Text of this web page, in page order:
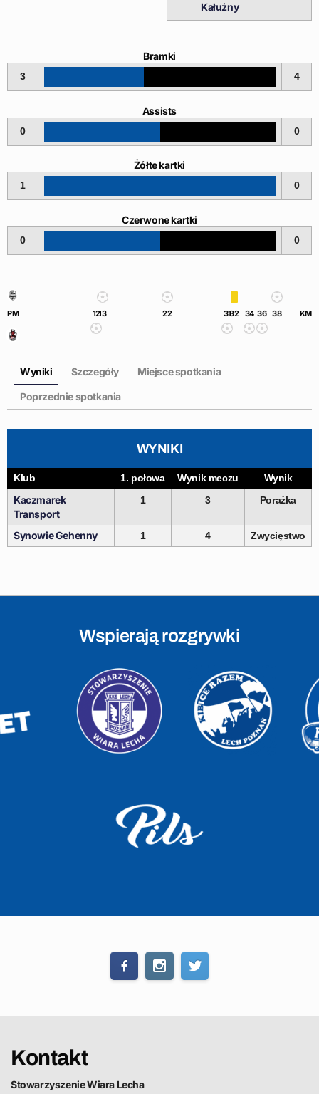
Kałużny
Bramki
3 4
Assists
0 0
Żółte kartki
1 0
Czerwone kartki
0 0
PM 1213 22 3132 34 36 38 KM
Wyniki Szczegóły Miejsce spotkania
Poprzednie spotkania
WYNIKI
Klub 1. połowa Wynik meczu Wynik
Kaczmarek
Transport
1 3 Porażka
Synowie Gehenny 1 4 Zwycięstwo
Wspierają rozgrywki
Kontakt
Stowarzyszenie Wiara Lecha